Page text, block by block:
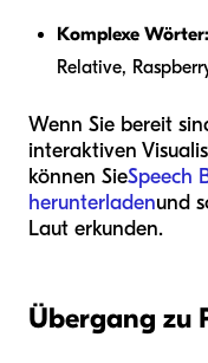
Komplexe Wörter:
Relative,
Wenn Sie bereit
interaktiven
können SieSpeech
herunterladenund
Laut erkunden.
Übergang zu